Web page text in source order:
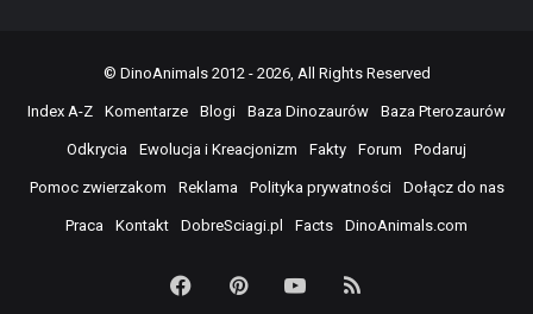
© DinoAnimals2012 - 2026, All Rights Reserved
Index A-Z Komentarze Blogi Baza Dinozaurów Baza Pterozaurów
Odkrycia Ewolucja i Kreacjonizm Fakty Forum Podaruj
Pomoc zwierzakom Reklama Polityka prywatności Dołącz do nas
Praca Kontakt DobreSciagi.pl Facts DinoAnimals.com
FacebookPinterestYouTube
RSS